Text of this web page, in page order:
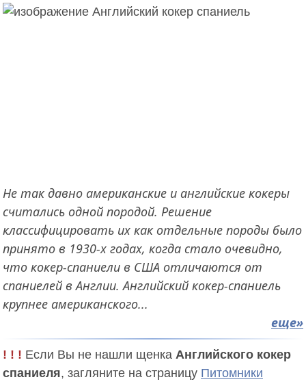
Не так давно американские и английские кокеры
считались одной породой. Решение
классифицировать их как отдельные породы было
принято в 1930-х годах, когда стало очевидно,
что кокер-спаниели в США отличаются от
спаниелей в Англии. Английский кокер-спаниель
крупнее американского...
еще
! ! ! Если Вы не нашли щенка Английского кокер
спаниеля, загляните на страницу Питомники